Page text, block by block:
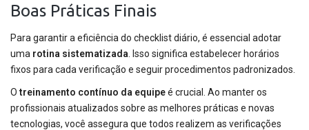
Boas Práticas Finais
Para garantir a eficiência do checklist diário, é essencial adotar
uma rotina sistematizada . Isso significa estabelecer horários
fixos para cada verificação e seguir procedimentos padronizados.
Otreinamento contínuo da equipeé crucial. Ao manter os
profissionais atualizados sobre as melhores práticas e novas
tecnologias, você assegura que todos realizem as verificações